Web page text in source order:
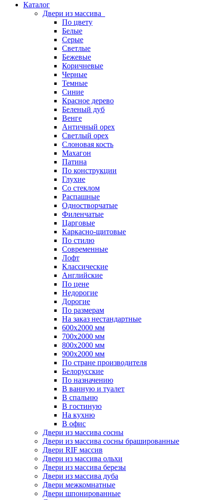
Каталог
Двери из массива
По цвету
Белые
Серые
Светлые
Бежевые
Коричневые
Черные
Темные
Синие
Красное дерево
Беленый дуб
Венге
Античный орех
Светлый орех
Слоновая кость
Махагон
Патина
По конструкции
Глухие
Со стеклом
Распашные
Одностворчатые
Филенчатые
Царговые
Каркасно-щитовые
По стилю
Современные
Лофт
Классические
Английские
По цене
Недорогие
Дорогие
По размерам
На заказ нестандартные
600х2000 мм
700х2000 мм
800х2000 мм
900х2000 мм
По стране производителя
Белорусские
По назначению
В ванную и туалет
В спальню
В гостиную
На кухню
В офис
Двери из массива сосны
Двери из массива сосны брашированные
Двери RIF массив
Двери из массива ольхи
Двери из массива березы
Двери из массива дуба
Двери межкомнатные
Двери шпонированные